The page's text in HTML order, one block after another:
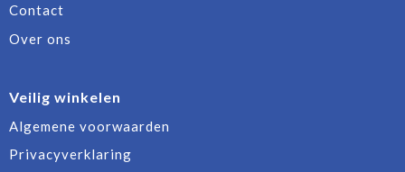
Contact
Over ons
Veilig winkelen
Algemene voorwaarden
Privacyverklaring